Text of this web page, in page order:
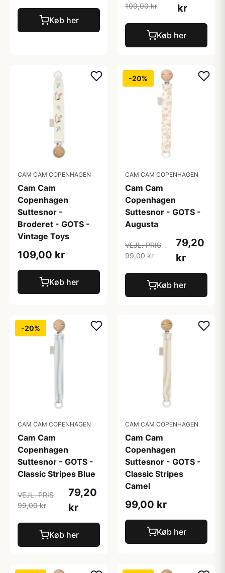
Køb her
109,00 kr
kr
Køb her
CAM CAM COPENHAGEN
Cam Cam
Copenhagen
Suttesnor -
Broderet - GOTS -
Vintage Toys
109,00 kr
Køb her
-20%
CAM CAM COPENHAGEN
Cam Cam
Copenhagen
Suttesnor - GOTS -
Augusta
VEJL. PRIS
99,00 kr
79,20
kr
Køb her
-20%
CAM CAM COPENHAGEN
Cam Cam
Copenhagen
Suttesnor - GOTS -
Classic Stripes Blue
VEJL. PRIS
99,00 kr
79,20
kr
Køb her
CAM CAM COPENHAGEN
Cam Cam
Copenhagen
Suttesnor - GOTS -
Classic Stripes
Camel
99,00 kr
Køb her